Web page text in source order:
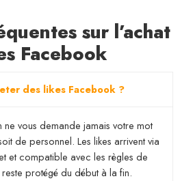
sur l’achat
Facebook
des likes Facebook ?
ne vous demande jamais votre mot
de personnel. Les likes arrivent via
et compatible avec les règles de
protégé du début à la fin.